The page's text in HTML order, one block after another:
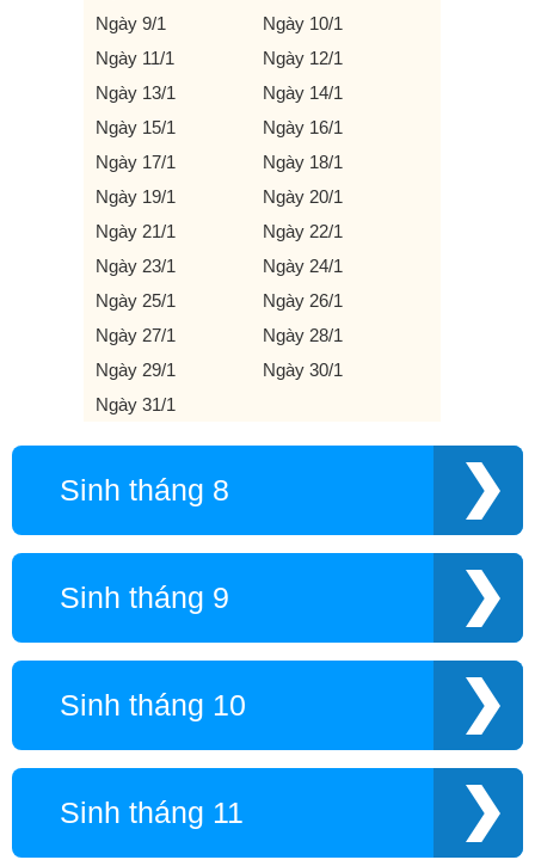
Ngày 9/1
Ngày 10/1
Ngày 11/1
Ngày 12/1
Ngày 13/1
Ngày 14/1
Ngày 15/1
Ngày 16/1
Ngày 17/1
Ngày 18/1
Ngày 19/1
Ngày 20/1
Ngày 21/1
Ngày 22/1
Ngày 23/1
Ngày 24/1
Ngày 25/1
Ngày 26/1
Ngày 27/1
Ngày 28/1
Ngày 29/1
Ngày 30/1
Ngày 31/1
Sinh tháng 8
Sinh tháng 9
Sinh tháng 10
Sinh tháng 11